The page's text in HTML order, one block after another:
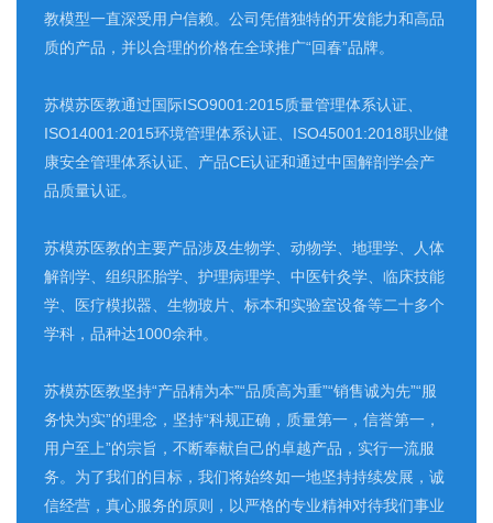
教模型一直深受用户信赖。公司凭借独特的开发能力和高品
质的产品，并以合理的价格在全球推广“回春”品牌。
苏模苏医教通过国际ISO9001:2015质量管理体系认证、
ISO14001:2015环境管理体系认证、ISO45001:2018职业健
康安全管理体系认证、产品CE认证和通过中国解剖学会产
品质量认证。
苏模苏医教的主要产品涉及生物学、动物学、地理学、人体
解剖学、组织胚胎学、护理病理学、中医针灸学、临床技能
学、医疗模拟器、生物玻片、标本和实验室设备等二十多个
学科，品种达1000余种。
苏模苏医教坚持“产品精为本”“品质高为重”“销售诚为先”“服
务快为实”的理念，坚持“科规正确，质量第一，信誉第一，
用户至上”的宗旨，不断奉献自己的卓越产品，实行一流服
务。为了我们的目标，我们将始终如一地坚持持续发展，诚
信经营，真心服务的原则，以严格的专业精神对待我们事业